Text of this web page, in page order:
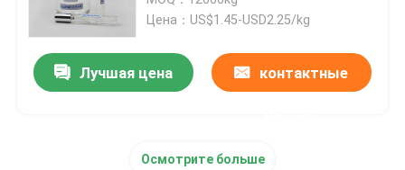
Цена：US$1.45-USD2.25/kg
Лучшая цена контактные
Осмотрите больше